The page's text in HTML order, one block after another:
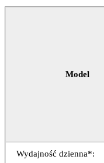
Model
Wydajność dzienna*: